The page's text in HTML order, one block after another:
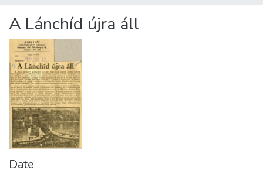
Statistics
About us
A Lánchíd újra áll
Date